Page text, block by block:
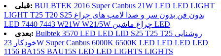
قبلی: BULBTEK 2016 Super Canbus 21W LED LED LIGHT
LIGHT T25 T20 S25 بدون فن بدون سر و صدا لامپ های چراغ
LED 7440 7443 W21W W21/5W چراغ ماشین LED
بعدی: Bulbtek 3570 LED LED LID S25 T25 T25 روشنایی
خودکار 23W Super Canbus 6000K 6500K LED LED LED LED
1156 BA15S BAU15S LED LED LIGHTS LIGHTS